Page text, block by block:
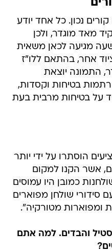
נכון. כל אחד יודע
מאד מוגדר, ולכן
מגיעה לכאן משאית
אחר, בהתאם ללו"ז
התמונה יוצאת
בטיחות וקסדות,
על בטיחות מרבית בעת
הוסתרו על ידי יותר
אשר הקנו למקום
כמובן היו עמוסים
סידורי שולחן מפוארים
ומפוארות מטורקיה".
והבדים. למה אתם